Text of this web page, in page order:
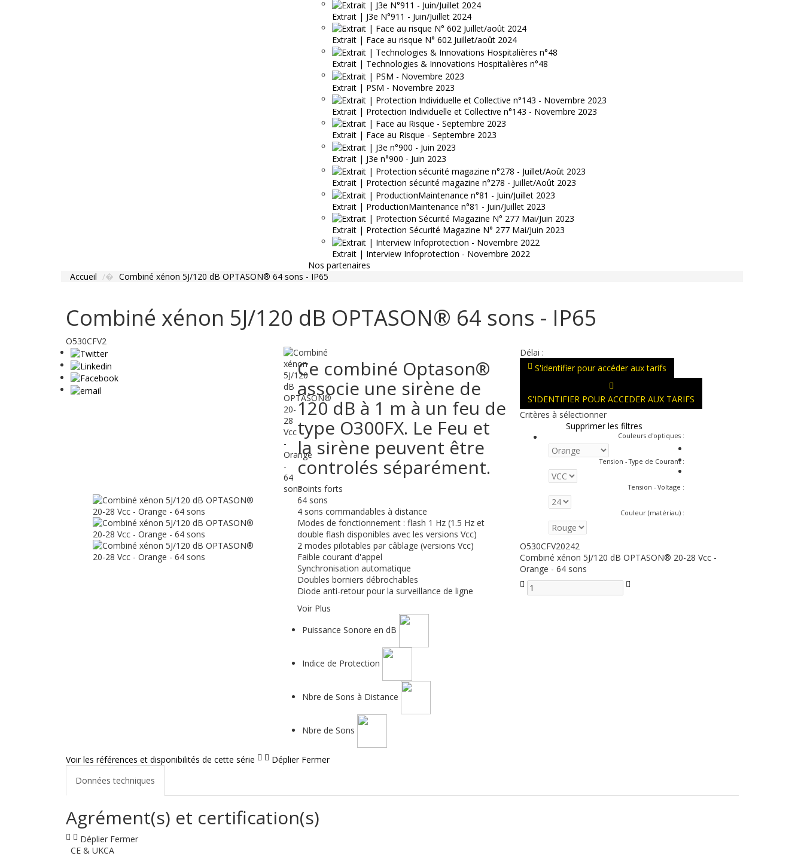
Extrait | J3e N°911 - Juin/Juillet 2024
Extrait | Face au risque N° 602 Juillet/août 2024
Extrait | Technologies & Innovations Hospitalières n°48
Extrait | PSM - Novembre 2023
Extrait | Protection Individuelle et Collective n°143 - Novembre 2023
Extrait | Face au Risque - Septembre 2023
Extrait | J3e n°900 - Juin 2023
Extrait | Protection sécurité magazine n°278 - Juillet/Août 2023
Extrait | ProductionMaintenance n°81 - Juin/Juillet 2023
Extrait | Protection Sécurité Magazine N° 277 Mai/Juin 2023
Extrait | Interview Infoprotection - Novembre 2022
Nos partenaires
Accueil Combiné xénon 5J/120 dB OPTASON® 64 sons - IP65
Combiné xénon 5J/120 dB OPTASON® 64 sons - IP65
O530CFV2
Ce combiné Optason®
associe une sirène de
120 dB à 1 m à un feu de
type O300FX. Le Feu et
la sirène peuvent être
controlés séparément.
Points forts
64 sons
4 sons commandables à distance
Modes de fonctionnement : flash 1 Hz (1.5 Hz et
double flash disponibles avec les versions Vcc)
2 modes pilotables par câblage (versions Vcc)
Faible courant d'appel
Synchronisation automatique
Doubles borniers débrochables
Diode anti-retour pour la surveillance de ligne
Voir Plus
Puissance Sonore en dB
Indice de Protection
Nbre de Sons à Distance
Nbre de Sons
Délai :
S'identifier pour accéder aux tarifs
S'IDENTIFIER POUR ACCEDER AUX TARIFS
Critères à sélectionner
Supprimer les filtres
Couleurs d'optiques :
Tension - Type de Courant:
Tension - Voltage :
Couleur (matériau) :
O530CFV20242
Combiné xénon 5J/120 dB OPTASON® 20-28 Vcc -
Orange - 64 sons
Voir les références et disponibilités de cette série Déplier Fermer
Données techniques
Agrément(s) et certification(s)
Déplier Fermer
CE & UKCA